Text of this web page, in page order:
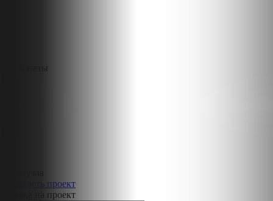
3 комнаты
Смотреть проект
Заявка на проект